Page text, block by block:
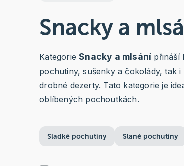
Snacky a
KategorieSnacky a mlsání přináší
pochutiny, sušenky a čokolády, tak
drobné dezerty. Tato kategorie je
oblíbených pochoutkách.
Sladké pochutiny Slané pochutiny